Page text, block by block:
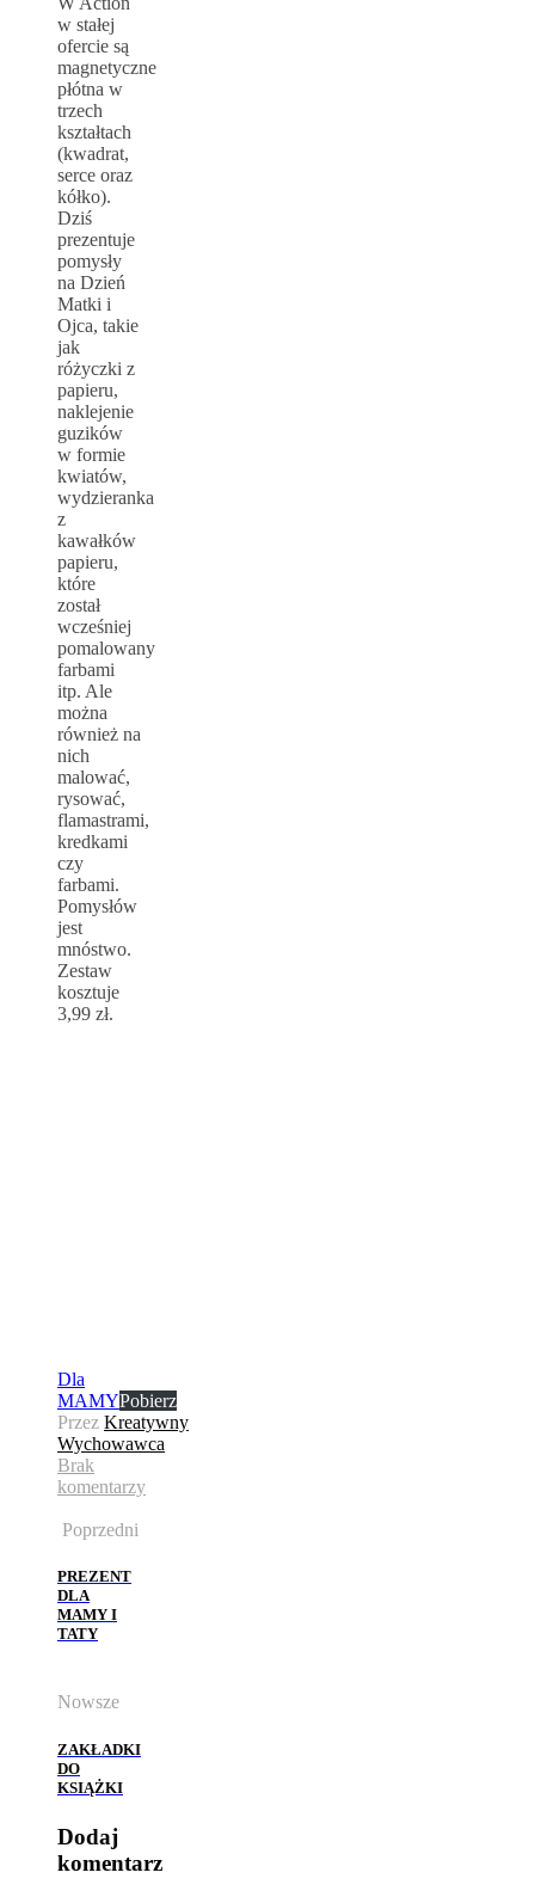
w stałej
ofercie są
magnetyczne
płótna w
trzech
kształtach
(kwadrat,
serce oraz
kółko).
Dziś
prezentuje
pomysły
na Dzień
Matki i
Ojca, takie
jak
różyczki z
papieru,
naklejenie
guzików
w formie
kwiatów,
wydzieranka
z
kawałków
papieru,
które
został
wcześniej
pomalowany
farbami
itp. Ale
można
również na
nich
malować,
rysować,
flamastrami,
kredkami
czy
farbami.
Pomysłów
jest
mnóstwo.
Zestaw
kosztuje
3,99 zł.
Dla
MAMYPobierz
Przez Kreatywny
Wychowawca
Brak
komentarzy
Poprzedni
PREZENT
DLA
MAMY I
TATY
Nowsze
ZAKŁADKI
DO
KSIĄŻKI
Dodaj
komentarz